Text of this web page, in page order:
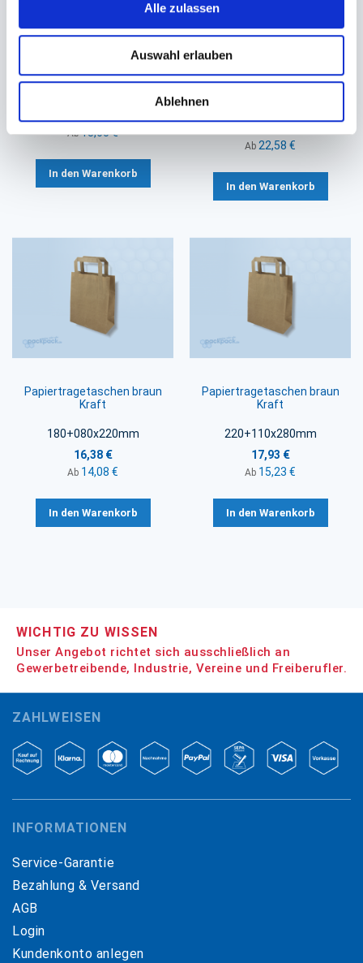
Alle zulassen
Auswahl erlauben
Ablehnen
Papiertragetaschen braun
Ab 18,65 €
In den Warenkorb
Papiertragetaschen braun
Ab 22,58 €
In den Warenkorb
Papiertragetaschen braun
Kraft
180+080x220mm
16,38 €
Ab 14,08 €
In den Warenkorb
Papiertragetaschen braun
Kraft
220+110x280mm
17,93 €
Ab 15,23 €
In den Warenkorb
WICHTIG ZU WISSEN
Unser Angebot richtet sich ausschließlich an
Gewerbetreibende, Industrie, Vereine und Freiberufler.
ZAHLWEISEN
INFORMATIONEN
Service-Garantie
Bezahlung & Versand
AGB
Login
Kundenkonto anlegen